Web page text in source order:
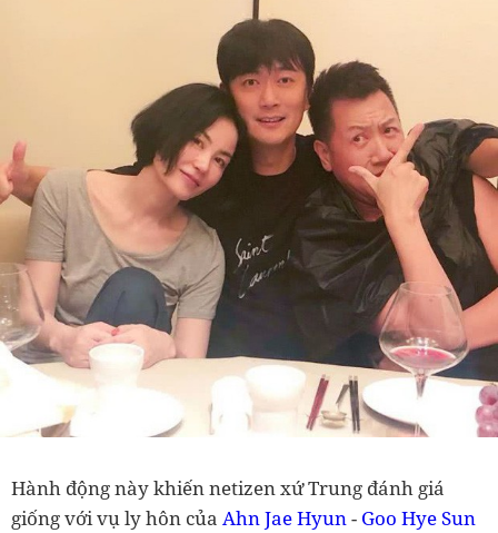
Hành động này khiến netizen xứ Trung đánh giá
giống với vụ ly hôn của Ahn Jae Hyun- Goo Hye Sun